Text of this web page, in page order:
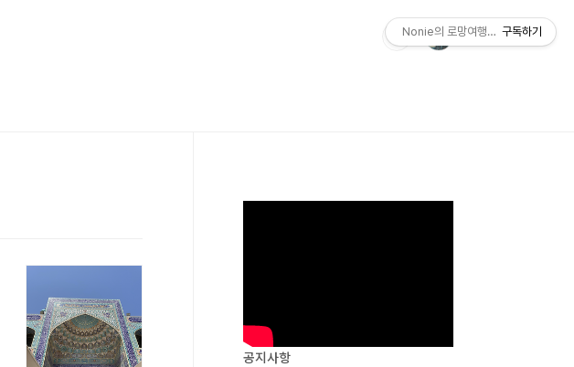
공지사항
Nonie의 로망여행가방구독하기